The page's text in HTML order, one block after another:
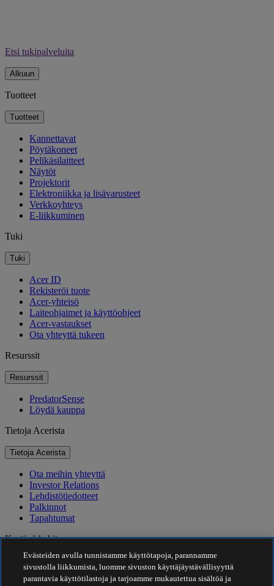
Etsi tukipalveluita
Alkuun
Tuotteet
Tuotteet
Kannettavat
Pöytäkoneet
Pelikäsilaitteet
Näytöt
Projektorit
Elektroniikka ja lisävarusteet
Verkkoyhteys
E-liikkuminen
Tuki
Tuki
Acer ID
Rekisteröi tuote
Acer-yhteisö
Laiteohjaimet ja käyttöohjeet
Acer-vastaukset
Ota yhteyttä tukeen
Resurssit
Resurssit
PredatorSense
Löydä kauppa
Tietoja Acerista
Tietoja Acerista
Ota meihin yhteyttä
Investor Relations
Lehdistötiedotteet
Palkinnot
Tapahtumat
Kestävä kehitys
Kestävä kehitys
Yhteiskuntavastuu
Evästeiden avulla tunnistamme käyttötapoja, parannamme
sivustolla liikkumista, luomme sivuston käyttäjäystävällisyyttä
parantavia käyttötilastoja ja tarjoamme mukautettua sisältöä ja